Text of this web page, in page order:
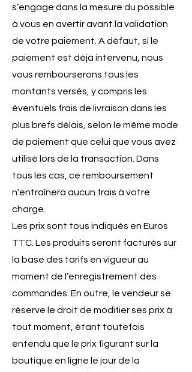
s’engage dans la mesure du possible
à vous en avertir avant la validation
de votre paiement. A défaut, si le
paiement est déjà intervenu, nous
vous rembourserons tous les
montants versés, y compris les
éventuels frais de livraison dans les
plus brefs délais, selon le même mode
de paiement que celui que vous avez
utilisé lors de la transaction. Dans
tous les cas, ce remboursement
n'entraînera aucun frais à votre
charge.
Les prix sont tous indiqués en Euros
TTC. Les produits seront facturés sur
la base des tarifs en vigueur au
moment de l’enregistrement des
commandes. En outre, le vendeur se
réserve le droit de modifier ses prix à
tout moment, étant toutefois
entendu que le prix figurant sur la
boutique en ligne le jour de la